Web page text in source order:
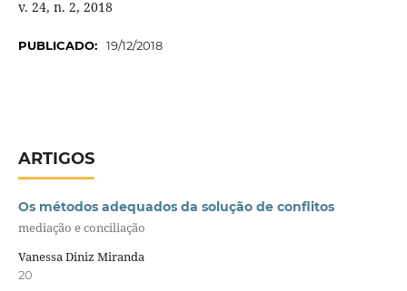
v. 24, n. 2, 2018
PUBLICADO: 19/12/2018
ARTIGOS
Os métodos adequados da solução de conflitos
mediação e conciliação
Vanessa Diniz Miranda
20